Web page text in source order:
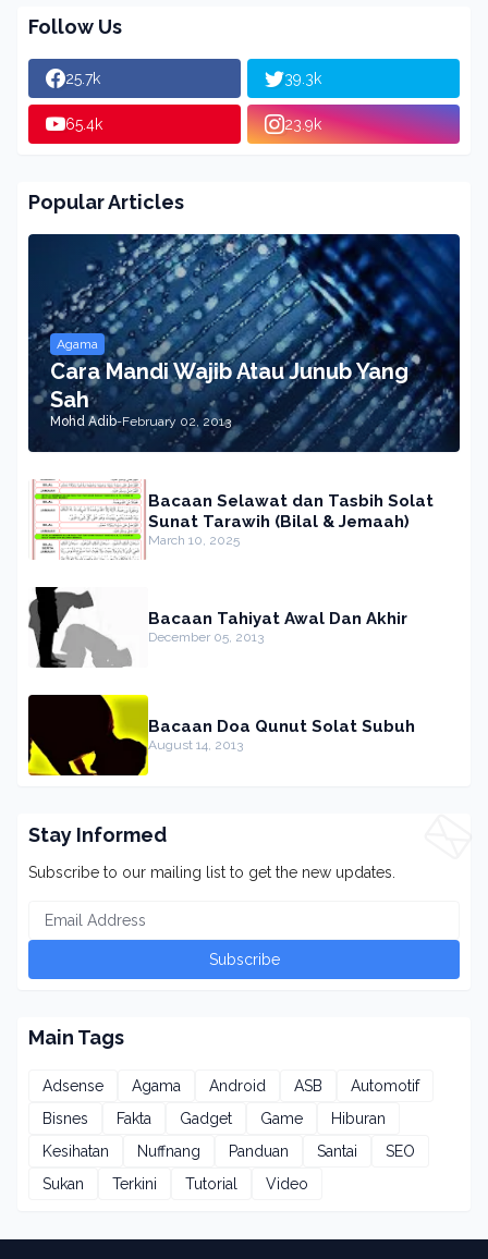
Follow Us
25.7k 39.3k
65.4k 23.9k
Popular Articles
Agama
Cara Mandi Wajib Atau Junub Yang
Sah
Mohd Adib-February 02, 2013
Bacaan Selawat dan Tasbih Solat
Sunat Tarawih (Bilal & Jemaah)
March 10, 2025
Bacaan Tahiyat Awal Dan Akhir
December 05, 2013
Bacaan Doa Qunut Solat Subuh
August 14, 2013
Stay Informed
Subscribe to our mailing list to get the new updates.
Main Tags
Adsense Agama Android ASB
Automotif
Bisnes
Fakta Gadget Game
Hiburan
Kesihatan
Nuffnang Panduan Santai
SEO
Sukan
Terkini Tutorial Video